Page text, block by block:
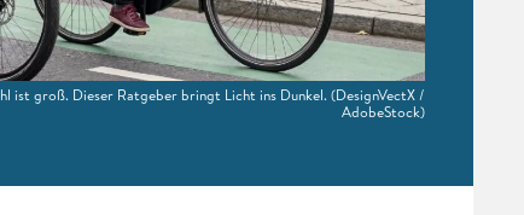
ist groß. Dieser Ratgeber bringt Licht ins Dunkel.(DesignVectX /
AdobeStock)